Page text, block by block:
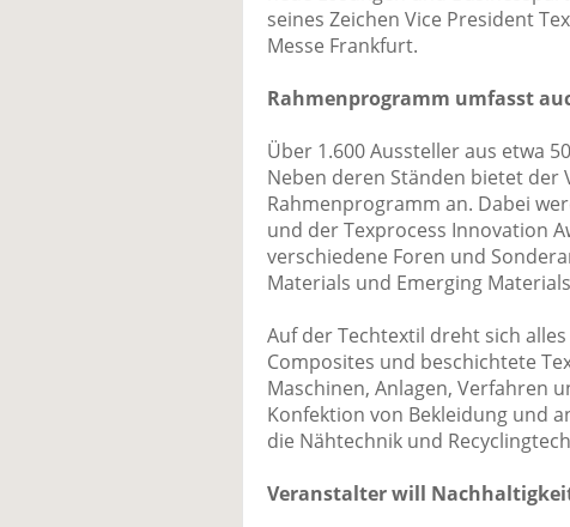
seines Zeichen Vice President
Messe Frankfurt.
Rahmenprogramm umfasst
Über 1.600 Aussteller aus etwa
Neben deren Ständen bietet der
Rahmenprogramm an. Dabei
und der Texprocess Innovation
verschiedene Foren und
Materials und Emerging
Auf der Techtextil dreht sich
Composites und beschichtete
Maschinen, Anlagen, Verfahren
Konfektion von Bekleidung und
die Nähtechnik und
Veranstalter will